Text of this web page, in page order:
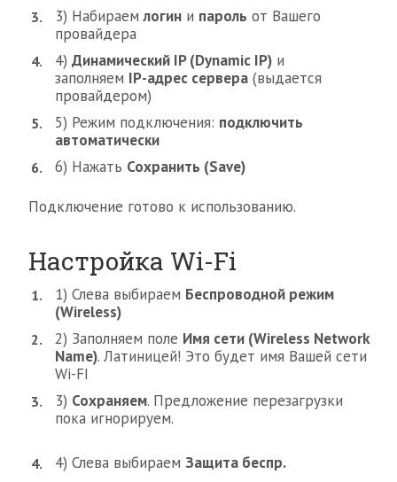
3) Набираемлогин и пароль от Вашего
провайдера
4) Динамический IP (Dynamic IP) и
заполняем IP-адрес сервера (выдается
провайдером)
5) Режим подключения: подключить
автоматически
6) Нажать Сохранить (Save)
Подключение готово к использованию.
Настройка Wi-Fi
1) Слева выбираем Беспроводной режим
(Wireless)
2) Заполняем поле Имя сети (Wireless Network
Name). Латиницей! Это будет имя Вашей сети
Wi-FI
3) Сохраняем. Предложение перезагрузки
пока игнорируем.
4) Слева выбираем Защита беспр.